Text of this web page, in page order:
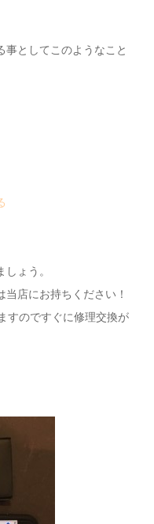
事としてこのようなこと
ょう。
店にお持ちください！
すのですぐに修理交換が